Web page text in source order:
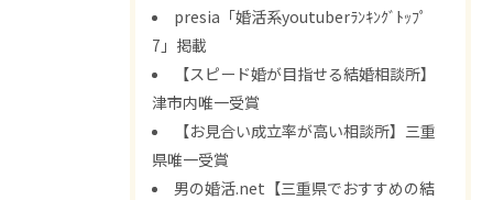
presia「婚活系youtuberﾗﾝｷﾝｸﾞﾄｯﾌﾟ
7」掲載
【スピード婚が目指せる結婚相談所】
津市内唯一受賞
【お見合い成立率が高い相談所】三重
県唯一受賞
男の婚活.net【三重県でおすすめの結